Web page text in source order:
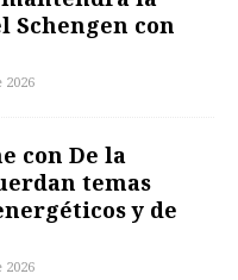
Schengen con
2026
con De la
temas
y de
2026